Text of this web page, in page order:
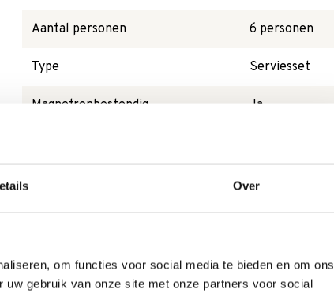
Over
om functies voor social media te bieden en om ons
gebruik van onze site met onze partners voor social
Aantal personen 6 personen
Type Serviesset
Magnetronbestendig Ja
Anna?